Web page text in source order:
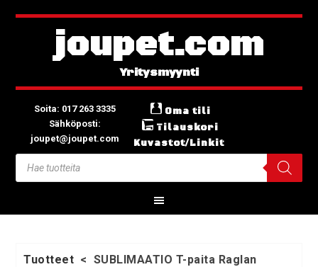
joupet.com
Soita: 017 263 3335
Sähköposti:
joupet@joupet.com
Oma tili
Tilauskori
Kuvastot/Linkit
Tuotteet < SUBLIMAATIO T-paita Raglan